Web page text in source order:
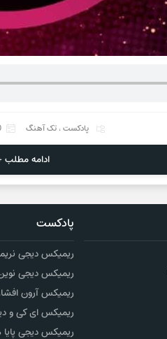
پادکست، تک آهنگ
ادامه مطلب
پادکست
ریمیکس دیجی
ریمیکس دیجی
ریمیکس آرون
ریمیکس ای کی و
ریمیکس دیجی